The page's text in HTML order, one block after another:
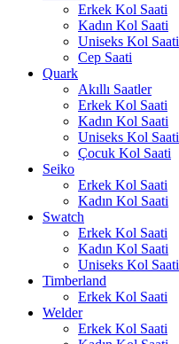
Erkek Kol Saati
Kadın Kol Saati
Uniseks Kol Saati
Cep Saati
Quark
Akıllı Saatler
Erkek Kol Saati
Kadın Kol Saati
Uniseks Kol Saati
Çocuk Kol Saati
Seiko
Erkek Kol Saati
Kadın Kol Saati
Swatch
Erkek Kol Saati
Kadın Kol Saati
Uniseks Kol Saati
Timberland
Erkek Kol Saati
Welder
Erkek Kol Saati